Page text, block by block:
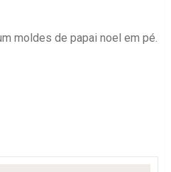
moldes de papai noel em pé.